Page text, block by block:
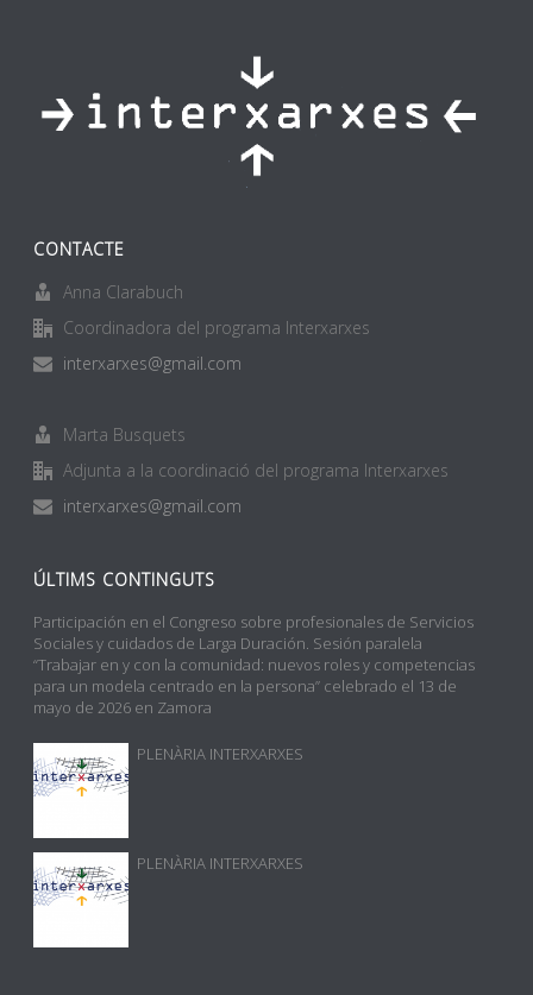
CONTACTE
Anna Clarabuch
Coordinadora del programa Interxarxes
interxarxes@gmail.com
Marta Busquets
Adjunta a la coordinació del programa Interxarxes
interxarxes@gmail.com
ÚLTIMS CONTINGUTS
Participación en el Congreso sobre profesionales de Servicios
Sociales y cuidados de Larga Duración. Sesión paralela
“Trabajar en y con la comunidad: nuevos roles y competencias
para un modela centrado en la persona” celebrado el 13 de
mayo de 2026 en Zamora
PLENÀRIA INTERXARXES
PLENÀRIA INTERXARXES